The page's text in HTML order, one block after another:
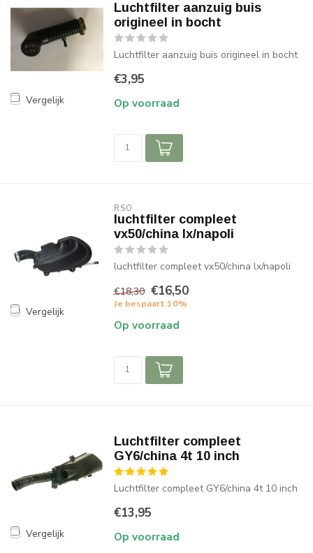
Vergelijk
Luchtfilter aanzuig buis
origineel in bocht
Luchtfilter aanzuig buis origineel in bocht
€3,95
Op voorraad
Vergelijk
RSO
luchtfilter compleet
vx50/china lx/napoli
luchtfilter compleet vx50/china lx/napoli
€18,30 €16,50
Je bespaart 10%
Op voorraad
Vergelijk
Luchtfilter compleet
GY6/china 4t 10 inch
Luchtfilter compleet GY6/china 4t 10 inch
€13,95
Op voorraad